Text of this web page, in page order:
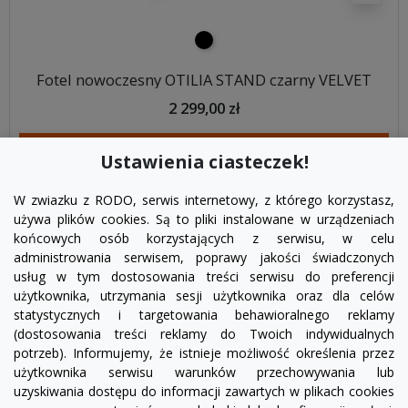
czarny
Fotel nowoczesny OTILIA STAND czarny VELVET
2 299,00 zł
FacebookYouTubePinterest
Ustawienia ciasteczek!
W zwiazku z RODO, serwis internetowy, z którego korzystasz,
używa plików cookies. Są to pliki instalowane w urządzeniach
końcowych osób korzystających z serwisu, w celu
administrowania serwisem, poprawy jakości świadczonych
usług w tym dostosowania treści serwisu do preferencji
użytkownika, utrzymania sesji użytkownika oraz dla celów
statystycznych i targetowania behawioralnego reklamy
(dostosowania treści reklamy do Twoich indywidualnych
potrzeb). Informujemy, że istnieje możliwość określenia przez
użytkownika serwisu warunków przechowywania lub
uzyskiwania dostępu do informacji zawartych w plikach cookies